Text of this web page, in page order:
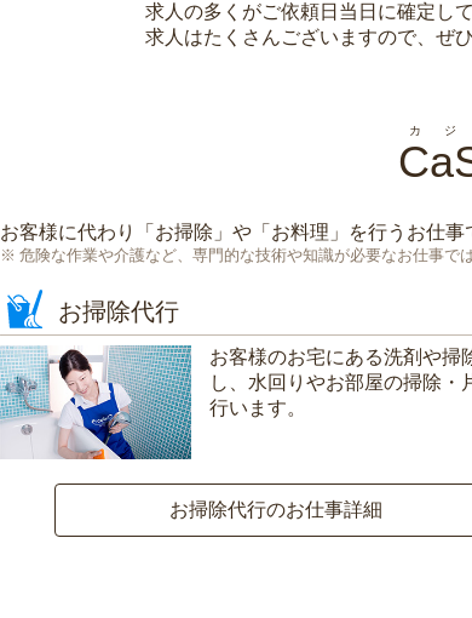
求人の多くがご依頼日当日に確定し
求人はたくさんございますので、ぜ
カジ
お客様に代わり「 お掃除 」や「 お料理 」を行うお仕
危険な作業や介護など、専門的な技術や知識が必要なお仕事で
お掃除代行
お客様のお宅にある洗剤や掃
し、水回りやお部屋の掃除・
行います。
お掃除代行のお仕事詳細